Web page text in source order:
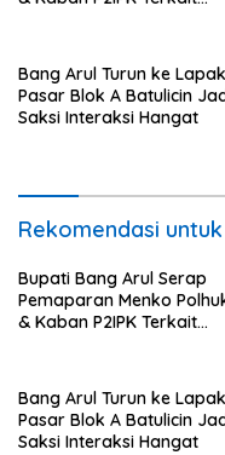
Bang Arul Turun ke
Pasar Blok A Batulicin
Saksi Interaksi Hangat
Rekomendasi
Bupati Bang Arul Serap
Pemaparan Menko
& Kaban P2IPK Terkait
Bang Arul Turun ke
Pasar Blok A Batulicin
Saksi Interaksi Hangat